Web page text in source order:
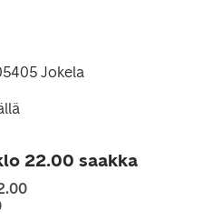
Jokela
22.00 saakka